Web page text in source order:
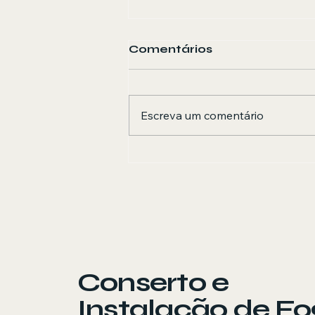
Comentários
Escreva um comentário
Conserto e